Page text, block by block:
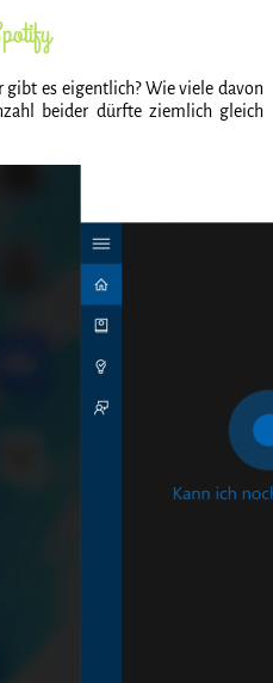
es eigentlich? Wie viele davon
beider dürfte ziemlich gleich